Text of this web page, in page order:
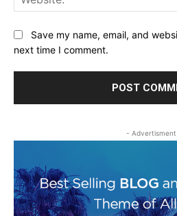
Save my name, email, and
next time I comment.
-